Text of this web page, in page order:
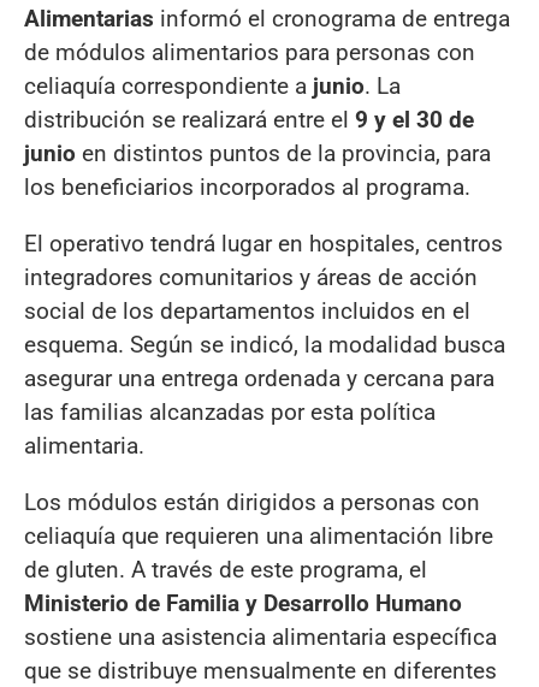
Alimentarias informó el cronograma de entrega
de módulos alimentarios para personas con
celiaquía correspondiente a junio. La
distribución se realizará entre el 9 y el 30 de
junio en distintos puntos de la provincia, para
los beneficiarios incorporados al programa.
El operativo tendrá lugar en hospitales, centros
integradores comunitarios y áreas de acción
social de los departamentos incluidos en el
esquema. Según se indicó, la modalidad busca
asegurar una entrega ordenada y cercana para
las familias alcanzadas por esta política
alimentaria.
Los módulos están dirigidos a personas con
celiaquía que requieren una alimentación libre
de gluten. A través de este programa, el
Ministerio de Familia y Desarrollo Humano
sostiene una asistencia alimentaria específica
que se distribuye mensualmente en diferentes